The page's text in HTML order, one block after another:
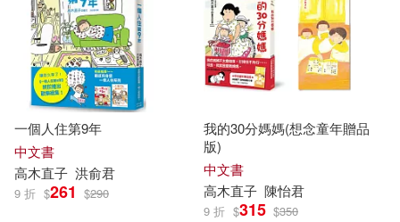
一個人住第9年
中文書
高木直子 洪俞君
9 折 $261 $290
我的30分媽媽(想念童年贈品
版)
中文書
高木直子 陳怡君
9 折 $315 $350